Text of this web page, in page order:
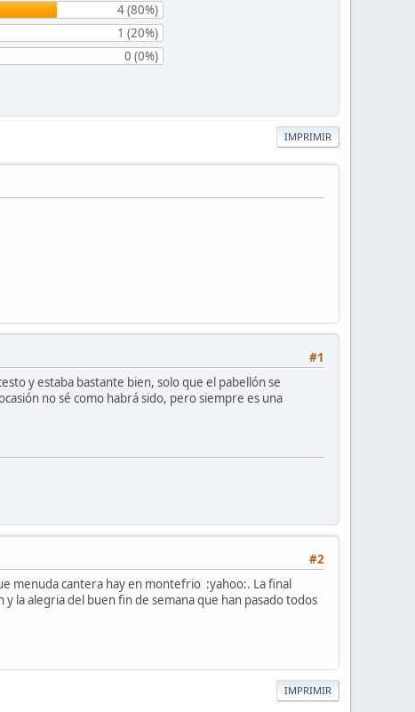
4 (80%)
1 (20%)
0 (0%)
IMPRIMIR
#1
y estaba bastante bien, solo que el pabellón se
no sé como habrá sido, pero siempre es una
#2
menuda cantera hay en montefrio :yahoo:. La final
la alegria del buen fin de semana que han pasado todos
IMPRIMIR